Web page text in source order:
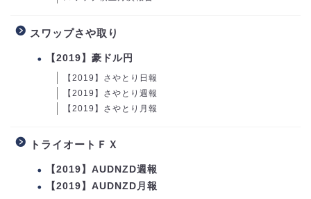
スワップさや取り
【2019】豪ドル円
【2019】さやとり日報
【2019】さやとり週報
【2019】さやとり月報
トライオートＦＸ
【2019】AUDNZD週報
【2019】AUDNZD月報